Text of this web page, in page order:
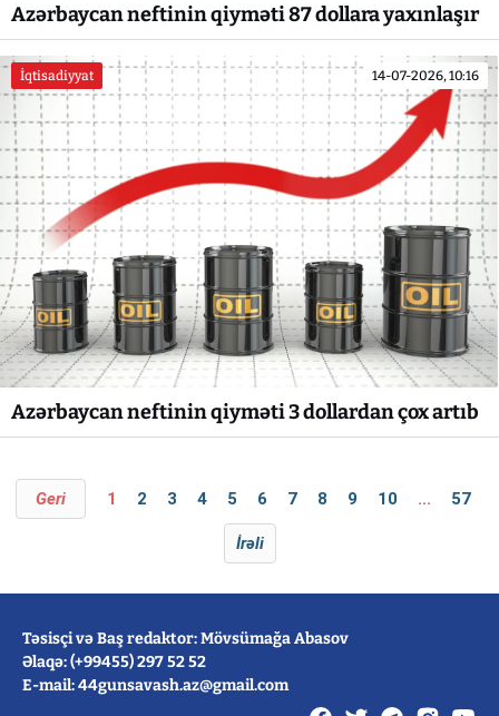
Azərbaycan neftinin qiyməti 87 dollara yaxınlaşır
İqtisadiyyat 14-07-2026, 10:16
Azərbaycan neftinin qiyməti 3 dollardan çox artıb
Geri 1 2 3 4 5 6 7 8 9 10 ... 57
İrəli
Təsisçi və Baş redaktor: Mövsümağa Abasov
Əlaqə: (+99455) 297 52 52
E-mail: 44gunsavash.az@gmail.com